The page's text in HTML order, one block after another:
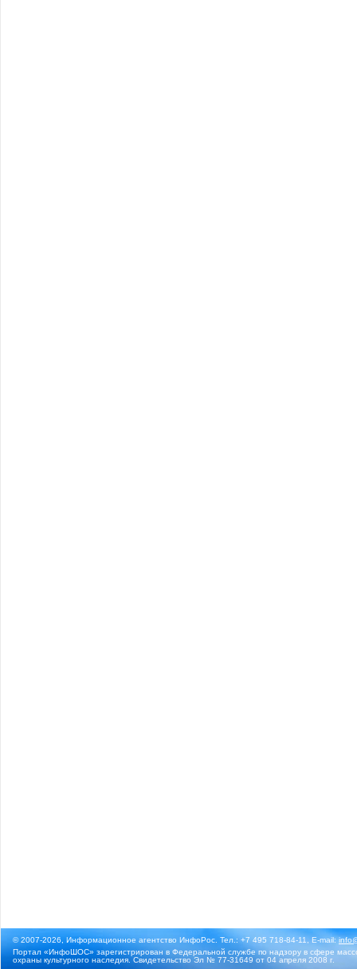
© 2007-2026, Информационное агентство ИнфоРос. Тел.: +7 495 718-84-11, E-mail:
Портал «ИнфоШОС» зарегистрирован в Федеральной службе по надзору в сфере
охраны культурного наследия. Свидетельство Эл № 77-31649 от 04 апреля 2008 г.